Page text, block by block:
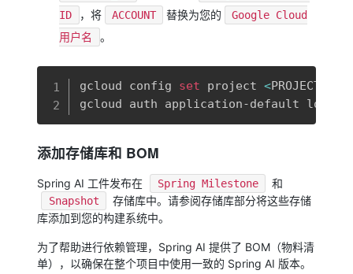
ID
，将 ACCOUNT 替换为您的
Google Cloud
用户名
。
gcloud config set project <PROJECT_ID
gcloud auth application-default login
添加存储库和 BOM
Spring AI 工件发布在 Spring Milestone 和
Snapshot
存储库中。请参阅存储库部分将这些存储
库添加到您的构建系统中。
为了帮助进行依赖管理，Spring AI 提供了 BOM（物料清
单），以确保在整个项目中使用一致的 Spring AI 版本。